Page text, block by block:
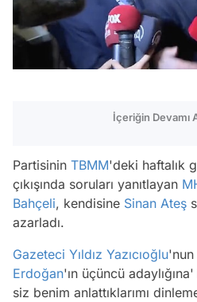
İçeriğin Devamı
Partisinin TBMM'deki haftalık
çıkışında soruları yanıtlayan
Bahçeli, kendisine Sinan Ateş
azarladı.
Gazeteci Yıldız Yazıcıoğlu'nun
Erdoğan'ın üçüncü
siz benim anlattıklarımı